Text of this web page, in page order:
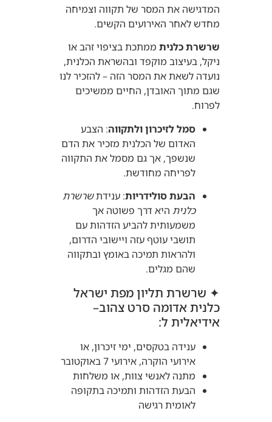
המדגישה את המסר של תקווה וצמיחה
מחדש לאחר האירועים הקשים.
שרשרת כלניתממתכת בציפוי זהב או
ניקל, בעיצוב מוקפד ובהשראת הכלנית,
נועדה לשאת את המסר הזה – להזכיר לנו
שגם מתוך האובדן, החיים ממשיכים
סמל לזיכרון ולתקווה:הצבע
האדום של הכלנית מזכיר את הדם
שנשפך, אך גם מסמל את התקווה
לפריחה מחודשת.
הבעת סולידריות:ענידתשרשרת
היא דרך פשוטה אך
משמעותית להביע הזדהות עם
תושבי עוטף עזה ויישובי הדרום,
ולהראות תמיכה באומץ ובתקווה
שהם מגלים.
✦ שרשרת תליון מפת ישראל
כלנית אדומה סרט צהוב–
אידיאלית ל:
ענידה בטקסים, ימי זיכרון, או
אירועי הוקרה, אירועי 7 באוקטובר
מתנה לאנשי צוות, או משלחות
הבעת הזדהות ותמיכה בתקופה
לאומית רגישה